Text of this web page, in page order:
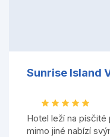
Sunrise Island
Hotel leží na písčité
mimo jiné nabízí